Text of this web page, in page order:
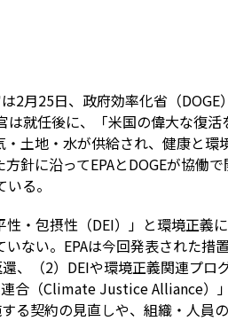
2月25日、政府効率化省（DOGE
は就任後に、「米国の偉大な復
土地・水が供給され、健康と
針に沿ってEPAとDOGEが協働
る。
・包摂性（DEI）」と環境正義
ない。EPAは今回発表された
、（2）DEIや環境正義関連プロ
合（Climate Justice Alliance）
る契約の見直しや、組織・人員